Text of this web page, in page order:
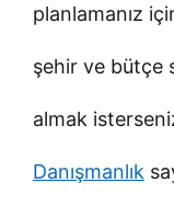
planlamanız
şehir ve bütçe
almak
Danışmanlık